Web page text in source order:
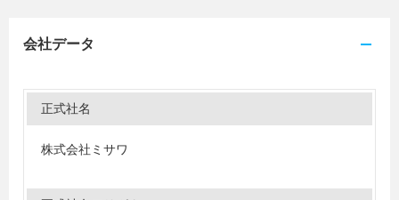
会社データ
正式社名
株式会社ミサワ